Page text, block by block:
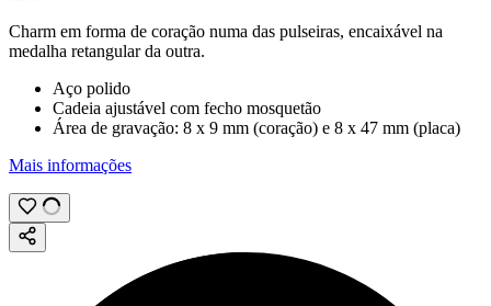
Charm em forma de coração numa das pulseiras, encaixável na
medalha retangular da outra.
Aço polido
Cadeia ajustável com fecho mosquetão
Área de gravação: 8 x 9 mm (coração) e 8 x 47 mm (placa)
Mais informações